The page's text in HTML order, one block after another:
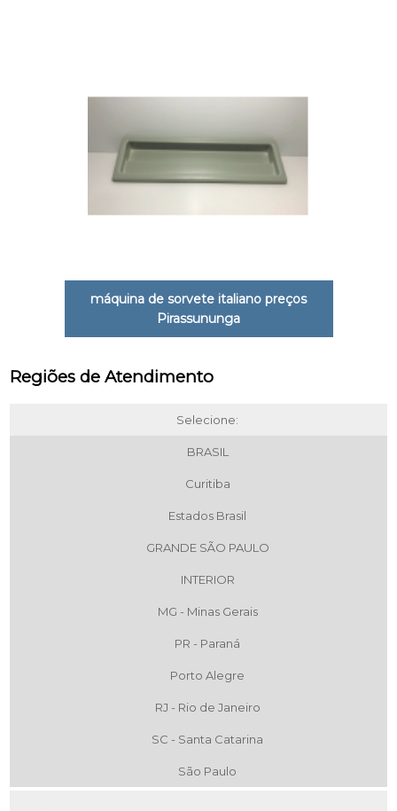
máquina de sorvete italiano preços
Pirassununga
Regiões de Atendimento
Selecione:
BRASIL
Curitiba
Estados Brasil
GRANDE SÃO PAULO
INTERIOR
MG - Minas Gerais
PR - Paraná
Porto Alegre
RJ - Rio de Janeiro
SC - Santa Catarina
São Paulo